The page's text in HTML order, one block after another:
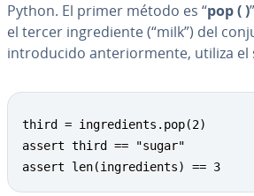
Python. El primer método es “pop ( )
el tercer in­gre­die­n­te (“milk”) del
in­tro­du­ci­do an­te­rio­r­me­n­te, utiliza el
third = ingredients.pop(2)
assert third == "sugar"
assert len(ingredients) == 3